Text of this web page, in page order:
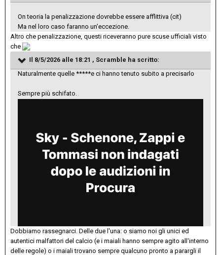
On teoria la penalizzazione dovrebbe essere afflittiva (cit)
Ma nel loro caso faranno un'eccezione.
Altro che penalizzazione, questi riceveranno pure scuse ufficiali visto
che
Il 8/5/2026 alle 18:21 , Scramble ha scritto:
Naturalmente quelle *****e ci hanno tenuto subito a precisarlo
Sempre più schifato.
Dobbiamo rassegnarci. Delle due l'una: o siamo noi gli unici ed
autentici malfattori del calcio (e i maiali hanno sempre agito all'interno
delle regole) o i maiali trovano sempre qualcuno pronto a parargli il